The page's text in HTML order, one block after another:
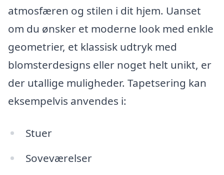
atmosfæren og stilen i dit hjem. Uanset
om du ønsker et moderne look med enkle
geometrier, et klassisk udtryk med
blomsterdesigns eller noget helt unikt, er
der utallige muligheder. Tapetsering kan
eksempelvis anvendes i:
Stuer
Soveværelser